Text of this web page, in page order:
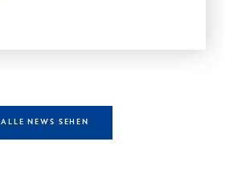
ALLE NEWS SEHEN